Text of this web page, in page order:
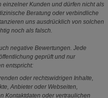
Kunden und dürfen nicht als
Beratung oder verbindliche
uns ausdrücklich von solchen
noch als falsch.
negative Bewertungen. Jede
geprüft und nur
entspricht:
oder rechtswidrigen Inhalte,
Anbieter oder Webseiten,
Kontaktdaten oder vertraulichen